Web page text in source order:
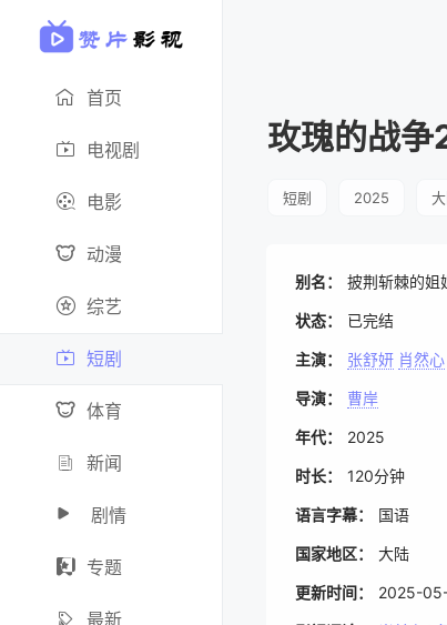
首页
电视剧
电影
动漫
综艺
短剧
体育
新闻
剧情
专题
最新
玫瑰的战
短剧 2025
别名： 披荆斩棘的姐
状态： 已完结
主演： 张舒妍 肖然心
导演： 曹岸
年代： 2025
时长： 120分钟
语言字幕： 国语
国家地区： 大陆
更新时间： 2025-